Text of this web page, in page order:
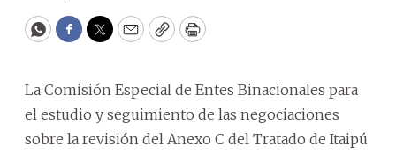
WhatsApp
Facebook
Twitter
EmailCopyPrint
La Comisión Especial de Entes Binacionales para
el estudio y seguimiento de las negociaciones
sobre la revisión del Anexo C del Tratado de Itaipú